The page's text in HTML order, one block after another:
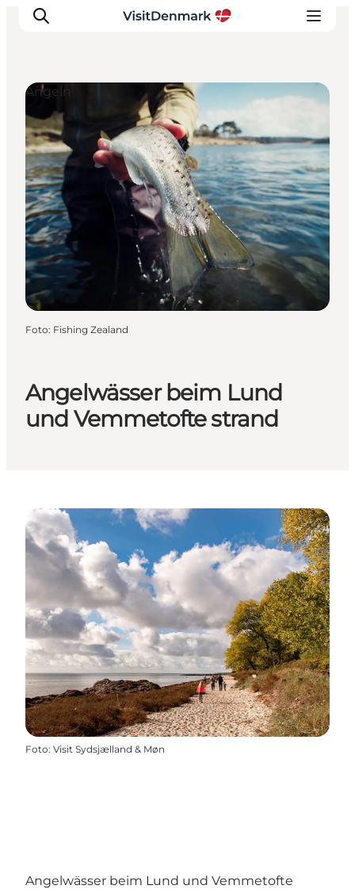
Inspiration
Regionen
Erlebnisse
Unterkünfte
Reiseplanung
Angelwässer beim Lund
und Vemmetofte strand
Angeln
Foto: Fishing Zealand
Foto: Visit Sydsjælland & Møn
Angelwässer beim Lund und Vemmetofte